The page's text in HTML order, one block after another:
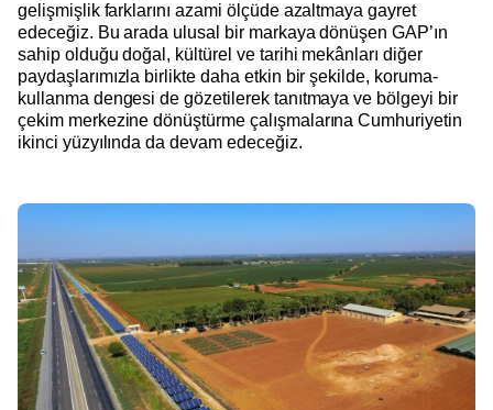
gelişmişlik farklarını azami ölçüde azaltmaya gayret
edeceğiz. Bu arada ulusal bir markaya dönüşen GAP’ın
sahip olduğu doğal, kültürel ve tarihi mekânları diğer
paydaşlarımızla birlikte daha etkin bir şekilde, koruma-
kullanma dengesi de gözetilerek tanıtmaya ve bölgeyi bir
çekim merkezine dönüştürme çalışmalarına Cumhuriyetin
ikinci yüzyılında da devam edeceğiz.